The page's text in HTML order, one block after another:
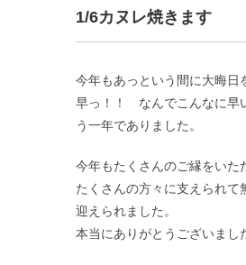
1/6カヌレ焼きます
今年もあっという間に大晦日
早っ！！ なんでこんなに早
う一年でありました。
今年もたくさんのご縁をいた
たくさんの方々に支えられて
迎えられました。
本当にありがとうございまし